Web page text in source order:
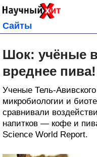
Сайты
Шок: учёные
вреднее пива!
Ученые Тель-
микробиологии и
сравнивали
напитков — кофе и
Science World Report.